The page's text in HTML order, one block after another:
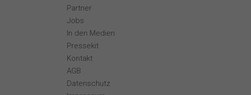
Partner
Jobs
In den Medien
Pressekit
Kontakt
AGB
Datenschutz